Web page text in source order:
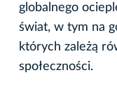
globalnego
świat, w tym na
których zależą
społeczności.